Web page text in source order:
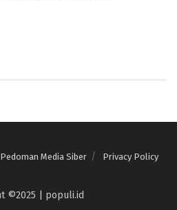
Pedoman Media Siber Privacy Policy
©2025 | populi.id